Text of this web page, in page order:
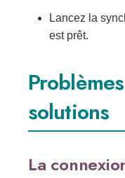
Lancez la
est prêt.
solutions
La